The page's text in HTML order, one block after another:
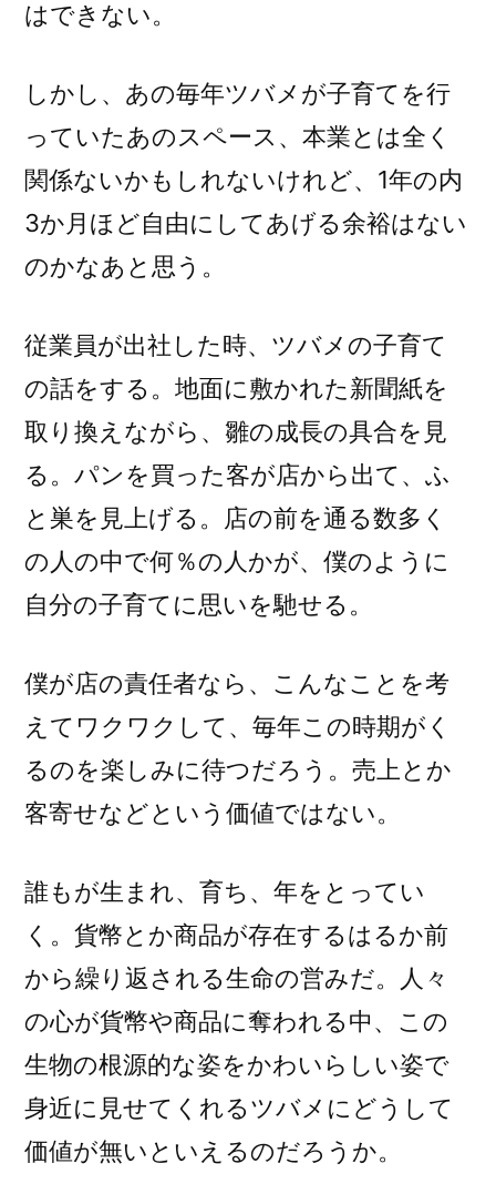
はできない。
しかし、あの毎年ツバメが子育てを行
っていたあのスペース、本業とは全く
関係ないかもしれないけれど、1年の内
3か月ほど自由にしてあげる余裕はない
のかなあと思う。
従業員が出社した時、ツバメの子育て
の話をする。地面に敷かれた新聞紙を
取り換えながら、雛の成長の具合を見
る。パンを買った客が店から出て、ふ
と巣を見上げる。店の前を通る数多く
の人の中で何％の人かが、僕のように
自分の子育てに思いを馳せる。
僕が店の責任者なら、こんなことを考
えてワクワクして、毎年この時期がく
るのを楽しみに待つだろう。売上とか
客寄せなどという価値ではない。
誰もが生まれ、育ち、年をとってい
く。貨幣とか商品が存在するはるか前
から繰り返される生命の営みだ。人々
の心が貨幣や商品に奪われる中、この
生物の根源的な姿をかわいらしい姿で
身近に見せてくれるツバメにどうして
価値が無いといえるのだろうか。